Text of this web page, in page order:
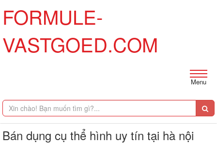
FORMULE-
VASTGOED.COM
Menu
Bán dụng cụ thể hình uy tín tại hà nội